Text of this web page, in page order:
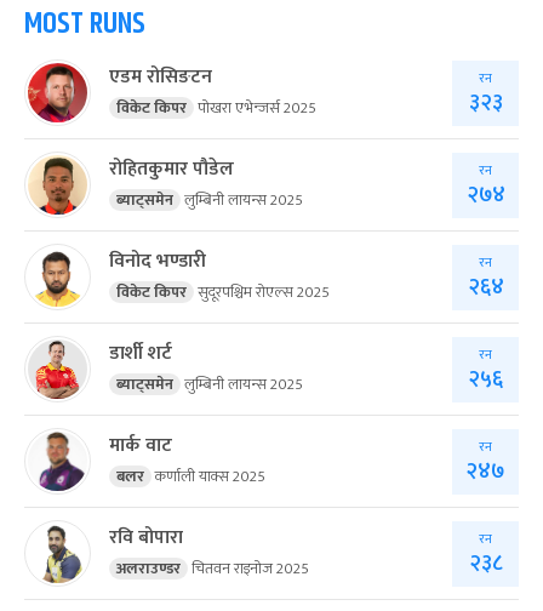
MOST RUNS
एडम रोसिङटन
विकेट किपर पोखरा एभेन्जर्स 2025
रन
३२३
रोहितकुमार पौडेल
ब्याट्समेन लुम्बिनी लायन्स 2025
रन
२७४
विनोद भण्डारी
विकेट किपर सुदूरपश्चिम रोएल्स 2025
रन
२६४
डार्शी शर्ट
ब्याट्समेन लुम्बिनी लायन्स 2025
रन
२५६
मार्क वाट
बलर कर्णाली याक्स 2025
रन
२४७
रवि बोपारा
अलराउण्डर चितवन राइनोज 2025
रन
२३८